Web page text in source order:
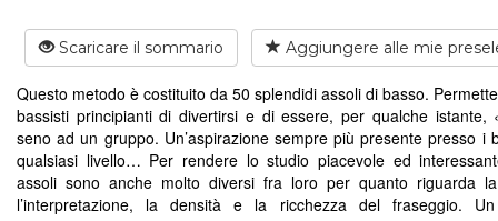
Scaricare il sommario Aggiungere alle mie
Questo metodo è costituito da 50 splendidi assoli di basso.
bassisti principianti di divertirsi e di essere, per qualche istante,
seno ad un gruppo. Un’aspirazione sempre più presente presso i
qualsiasi livello… Per rendere lo studio piacevole ed
assoli sono anche molto diversi fra loro per quanto riguarda
l’interpretazione, la densità e la ricchezza del fraseggio.